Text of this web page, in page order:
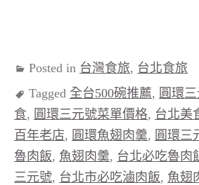
Posted in 台灣食旅, 台北食旅
Tagged 全台500碗推薦, 圓環
食, 圓環三元號菜單價格, 台北美
百年老店, 圓環魚翅肉羹, 圓環三
魯肉飯, 魚翅肉羹, 台北必吃魯肉
三元號, 台北市必吃滷肉飯, 魚翅